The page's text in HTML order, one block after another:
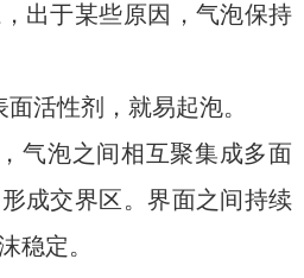
出于某些原因，气泡保持
活性剂，就易起泡。
泡之间相互聚集成多面
成交界区。界面之间持续
稳定。